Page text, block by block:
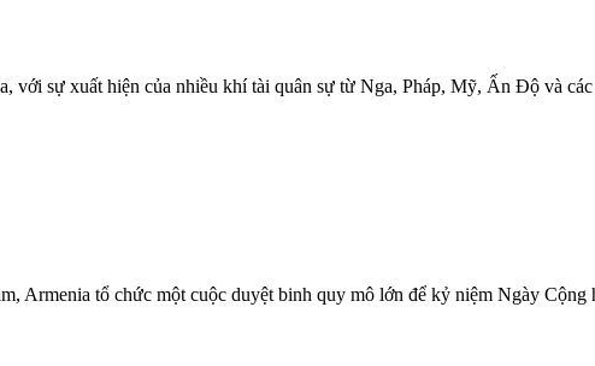
với sự xuất hiện của nhiều khí tài quân sự từ Nga, Pháp, Mỹ, Ấn Độ và
Armenia tổ chức một cuộc duyệt binh quy mô lớn để kỷ niệm Ngày Cộng